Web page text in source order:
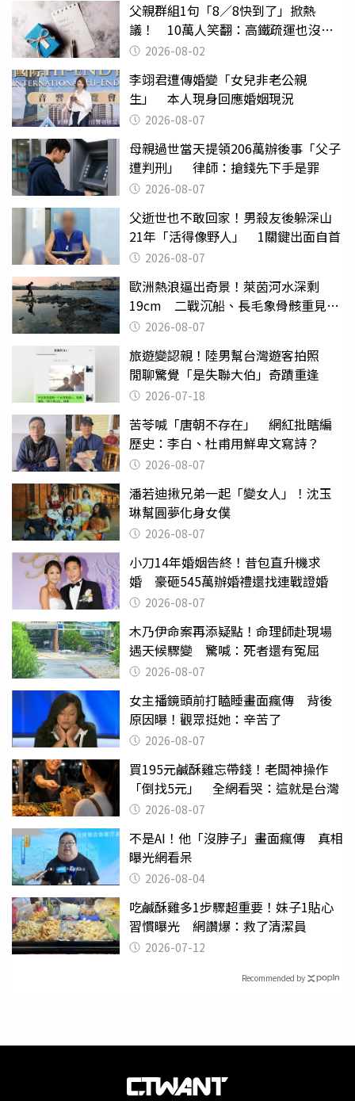
父親群組1句「8／8快到了」掀熱
議！ 10萬人笑翻：高鐵疏運也沒列
父親節
2026-08-02
李翊君遭傳婚變「女兒非老公親
生」 本人現身回應婚姻現況
2026-08-07
母親過世當天提領206萬辦後事「父子
遭判刑」 律師：搶錢先下手是罪
2026-08-07
父逝世也不敢回家！男殺友後躲深山
21年「活得像野人」 1關鍵出面自首
2026-08-07
歐洲熱浪逼出奇景！萊茵河水深剩
19cm 二戰沉船、長毛象骨骸重見天
日 2026-08-07
旅遊變認親！陸男幫台灣遊客拍照
閒聊驚覺「是失聯大伯」奇蹟重逢
2026-07-18
苦苓喊「唐朝不存在」 網紅批瞎編
歷史：李白、杜甫用鮮卑文寫詩？
2026-08-07
潘若迪揪兄弟一起「變女人」！沈玉
琳幫圓夢化身女僕
2026-08-07
小刀14年婚姻告終！昔包直升機求
婚 豪砸545萬辦婚禮還找連戰證婚
2026-08-07
木乃伊命案再添疑點！命理師赴現場
遇天候驟變 驚喊：死者還有冤屈
2026-08-07
女主播鏡頭前打瞌睡畫面瘋傳 背後
原因曝！觀眾挺她：辛苦了
2026-08-07
買195元鹹酥雞忘帶錢！老闆神操作
「倒找5元」 全網看哭：這就是台灣
2026-08-07
不是AI！他「沒脖子」畫面瘋傳 真相
曝光網看呆
2026-08-04
吃鹹酥雞多1步驟超重要！妹子1貼心
習慣曝光 網讚爆：救了清潔員
2026-07-12
Recommended by